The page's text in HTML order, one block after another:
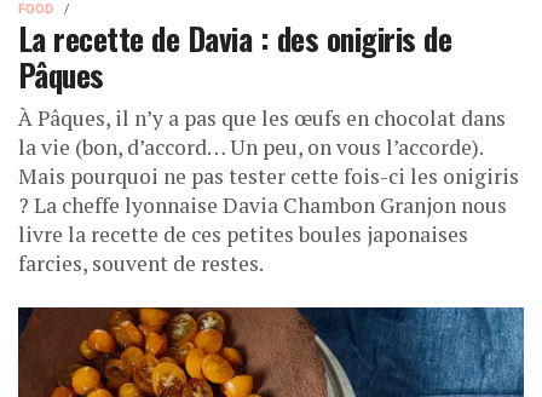
FOOD
La recette de Davia : des onigiris de
Pâques
À Pâques, il n’y a pas que les œufs en chocolat dans
la vie (bon, d’accord… Un peu, on vous l’accorde).
Mais pourquoi ne pas tester cette fois-ci les onigiris
? La cheffe lyonnaise Davia Chambon Granjon nous
livre la recette de ces petites boules japonaises
farcies, souvent de restes.